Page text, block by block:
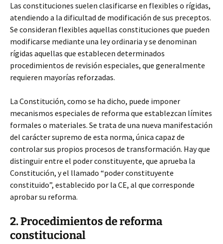
Las constituciones suelen clasificarse en flexibles o rígidas,
atendiendo a la dificultad de modificación de sus preceptos.
Se consideran flexibles aquellas constituciones que pueden
modificarse mediante una ley ordinaria y se denominan
rígidas aquellas que establecen determinados
procedimientos de revisión especiales, que generalmente
requieren mayorías reforzadas.
La Constitución, como se ha dicho, puede imponer
mecanismos especiales de reforma que establezcan límites
formales o materiales. Se trata de una nueva manifestación
del carácter supremo de esta norma, única capaz de
controlar sus propios procesos de transformación. Hay que
distinguir entre el poder constituyente, que aprueba la
Constitución, y el llamado “poder constituyente
constituido”, establecido por la CE, al que corresponde
aprobar su reforma.
2. Procedimientos de reforma
constitucional